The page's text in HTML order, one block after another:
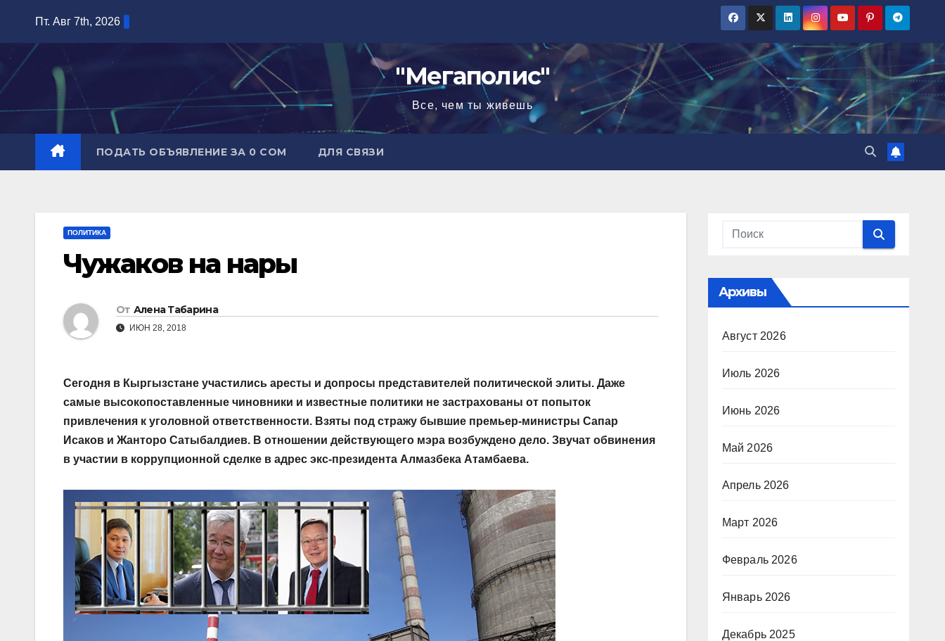
содержимому
Пт. Авг 7th, 2026
"Мегаполис"
Все, чем ты живешь
ПОДАТЬ ОБЪЯВЛЕНИЕ ЗА 0 СОМ ДЛЯ СВЯЗИ
ПОЛИТИКА
Чужаков на нары
От Алена Табарина
ИЮН 28, 2018
Сегодня в Кыргызстане участились аресты и допросы представителей политической элиты. Даже
самые высокопоставленные чиновники и известные политики не застрахованы от попыток
привлечения к уголовной ответственности. Взяты под стражу бывшие премьер-министры Сапар
Исаков и Жанторо Сатыбалдиев. В отношении действующего мэра возбуждено дело. Звучат обвинения
в участии в коррупционной сделке в адрес экс-президента Алмазбека Атамбаева.
Архивы
Август 2026
Июль 2026
Июнь 2026
Май 2026
Апрель 2026
Март 2026
Февраль 2026
Январь 2026
Декабрь 2025